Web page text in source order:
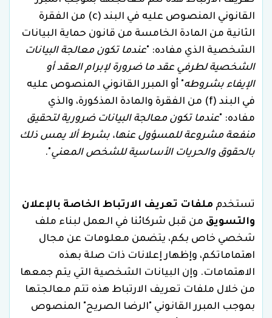
القانوني المنصوص عليه في البند (c) من الفقرة
الثانية من المادة الخامسة من قانون حماية البيانات
الشخصية الذي مفاده: "عندما تكون معالجة البيانات
الشخصية لطرفي عقد ما ضرورة لإبرام العقد أو
الإيفاء بشروطه" أو المبرر القانوني المنصوص عليه
في البند (f) من الفقرة والمادة المذكورة، والذي
مفاده: "عندما تكون معالجة البيانات ضرورية لتحقيق
منفعة مشروعة للمسؤول عنها، بشرط ألا يمس ذلك
بالحقوق والحريات الأساسية للشخص المعني".
تستخدم ملفات تعريف الارتباط الخاصة بالإعلان
والتسويق من قبل شركائنا في العمل لبناء ملف
شخصي خاص بكم، يتضمن معلومات عن مجال
اهتماماتكم، وإظهار إعلانات ذات صلة بهذه
الاهتمامات. وإن البيانات الشخصية التي يتم جمعها
من خلال ملفات تعريف الارتباط هذه تتم معالجتها
بموجب المبرر القانوني "الرضا الصريح" المنصوص